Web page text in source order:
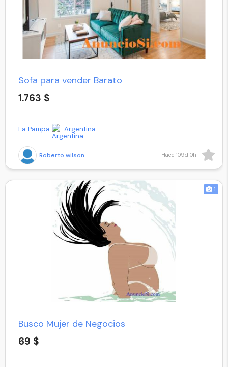
Sofa para vender Barato
1.763 $
Roberto wilson
La Pampa Argentina
Hace 109d 0h
1
Busco Mujer de Negocios
69 $